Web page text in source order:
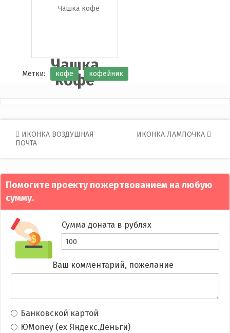
Чашка
кофе
Метки: кофе кофейник
Post
ИКОНКА ВОЗДУШНАЯ
ПОЧТА
ИКОНКА ЛАМПОЧКА
Помогите проекту пожертвованием на любую
сумму.
Сумма доната в рублях
Ваш комментарий, пожелание
Банковской картой
ЮMoney (ex Яндекс.Деньги)